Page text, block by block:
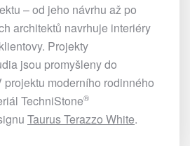
– od jeho návrhu až po
architektů navrhuje interiéry
Projekty
jsou promyšleny do
moderního rodinného
TechniStone®
Taurus Terazzo White.